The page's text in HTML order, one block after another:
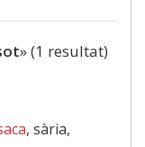
» (1 resultat)
, sària,